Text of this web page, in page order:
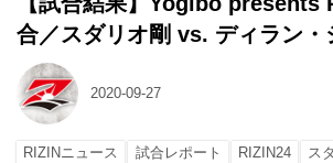
合／スダリオ剛 vs. ディラン・
2020-09-27
RIZINニュース 試合レポート RIZIN24
ス